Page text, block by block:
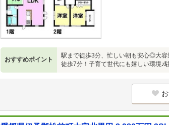
おすすめポイント
駅まで徒歩3分、忙しい朝も安心◎大
徒歩7分！子育て世代にも嬉しい環境♪